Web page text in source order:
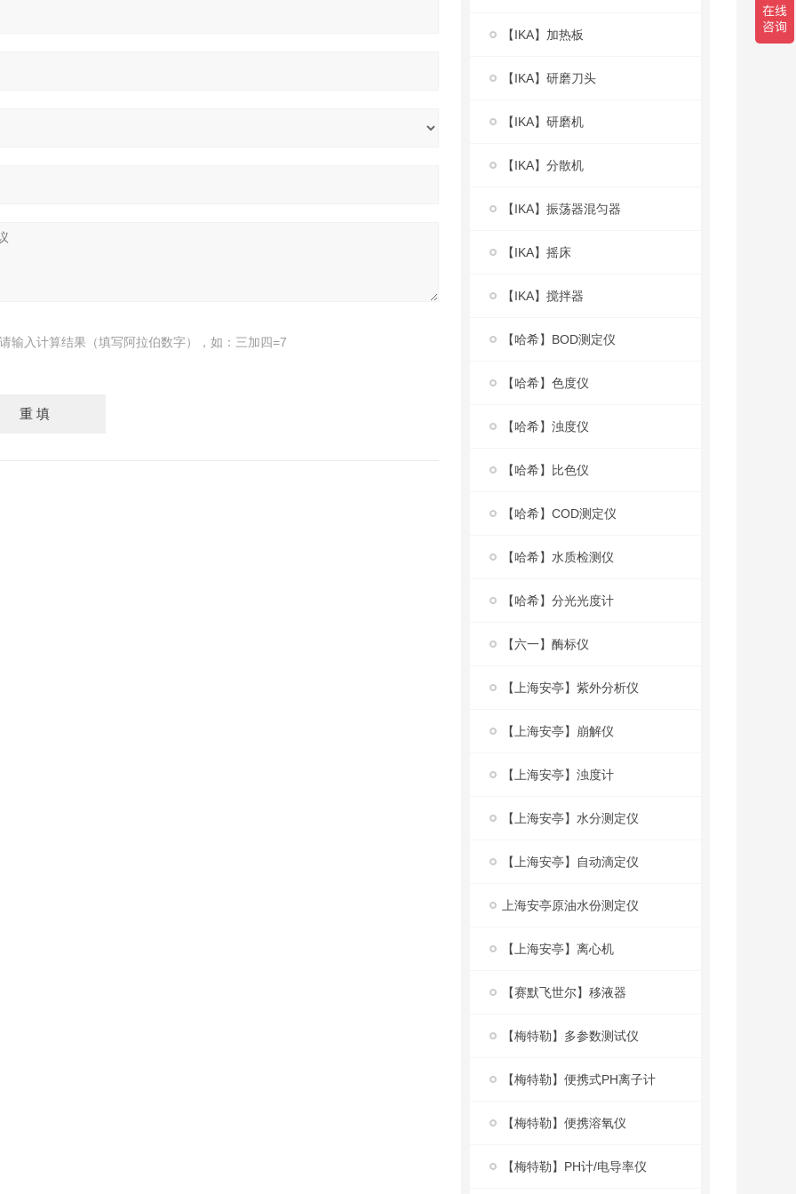
请输入计算结果（填写阿拉伯数字），如：三加四=7
【IKA】加热板
【IKA】研磨刀头
【IKA】研磨机
【IKA】分散机
【IKA】振荡器混匀器
【IKA】摇床
【IKA】搅拌器
【哈希】BOD测定仪
【哈希】色度仪
【哈希】浊度仪
【哈希】比色仪
【哈希】COD测定仪
【哈希】水质检测仪
【哈希】分光光度计
【六一】酶标仪
【上海安亭】紫外分析仪
【上海安亭】崩解仪
【上海安亭】浊度计
【上海安亭】水分测定仪
【上海安亭】自动滴定仪
上海安亭原油水份测定仪
【上海安亭】离心机
【赛默飞世尔】移液器
【梅特勒】多参数测试仪
【梅特勒】便携式PH离子计
【梅特勒】便携溶氧仪
【梅特勒】PH计/电导率仪